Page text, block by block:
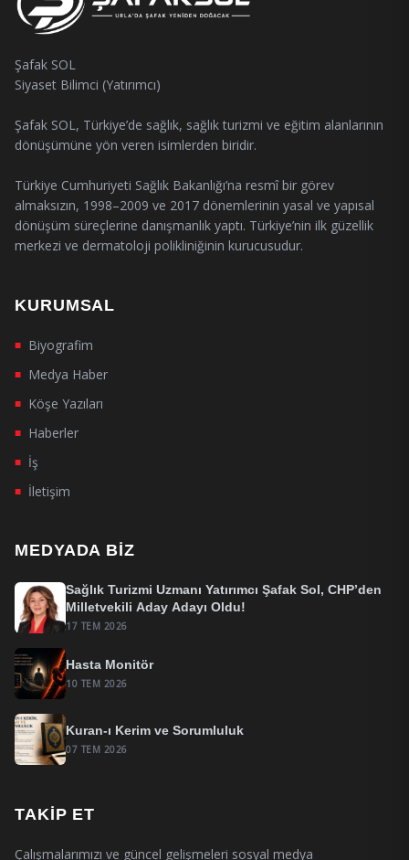
Şafak SOL
Siyaset Bilimci (Yatırımcı)
Şafak SOL, Türkiye’de sağlık, sağlık turizmi ve eğitim alanlarının
dönüşümüne yön veren isimlerden biridir.
Türkiye Cumhuriyeti Sağlık Bakanlığı’na resmî bir görev
almaksızın, 1998–2009 ve 2017 dönemlerinin yasal ve yapısal
dönüşüm süreçlerine danışmanlık yaptı. Türkiye’nin ilk güzellik
merkezi ve dermatoloji polikliniğinin kurucusudur.
KURUMSAL
■ Biyografim
■ Medya Haber
■ Köşe Yazıları
■ Haberler
■ İş
■ İletişim
MEDYADA BIZ
Sağlık Turizmi Uzmanı Yatırımcı Şafak Sol, CHP’den
Milletvekili Aday Adayı Oldu!
17 TEM 2026
Hasta Monitör
10 TEM 2026
Kuran-ı Kerim ve Sorumluluk
07 TEM 2026
TAKIP ET
Çalışmalarımızı ve güncel gelişmeleri sosyal medya